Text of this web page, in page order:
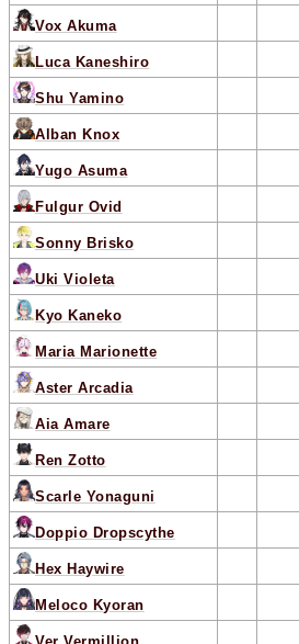
Vox Akuma
Luca Kaneshiro
Shu Yamino
Alban Knox
Yugo Asuma
Fulgur Ovid
Sonny Brisko
Uki Violeta
Kyo Kaneko
Maria Marionette
Aster Arcadia
Aia Amare
Ren Zotto
Scarle Yonaguni
Doppio Dropscythe
Hex Haywire
Meloco Kyoran